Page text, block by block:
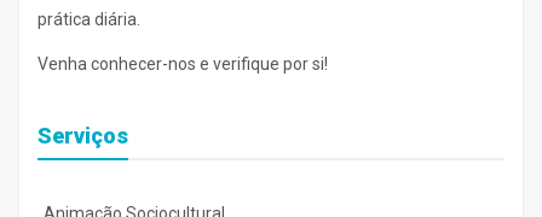
prática diária.
Venha conhecer-nos e verifique por si!
Serviços